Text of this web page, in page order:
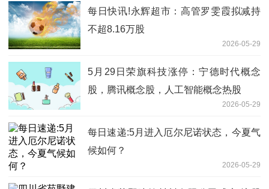
每日快讯!永辉超市：高管罗雯霞拟减持
不超8.16万股
2026-05-29
5月29日荣旗科技涨停：宁德时代概念
股，腾讯概念股，人工智能概念热股
2026-05-29
每日速递:5月进入厄尔尼诺状态，今夏气
候如何？
2026-05-29